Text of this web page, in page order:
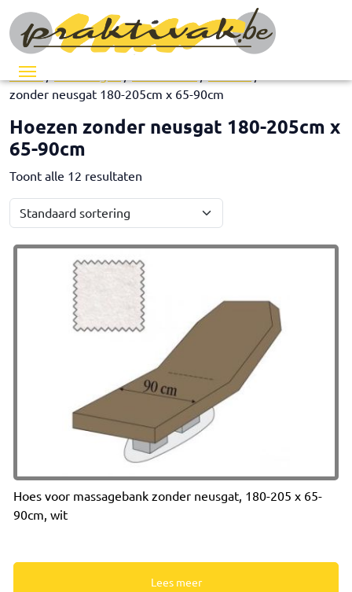
Menu
Home
zonder neusgat 180-205cm x 65-90cm
Hoezen zonder neusgat 180-205cm x
65-90cm
Toont alle 12 resultaten
Hoes voor massagebank zonder neusgat, 180-205 x 65-
90cm, wit
Lees meer